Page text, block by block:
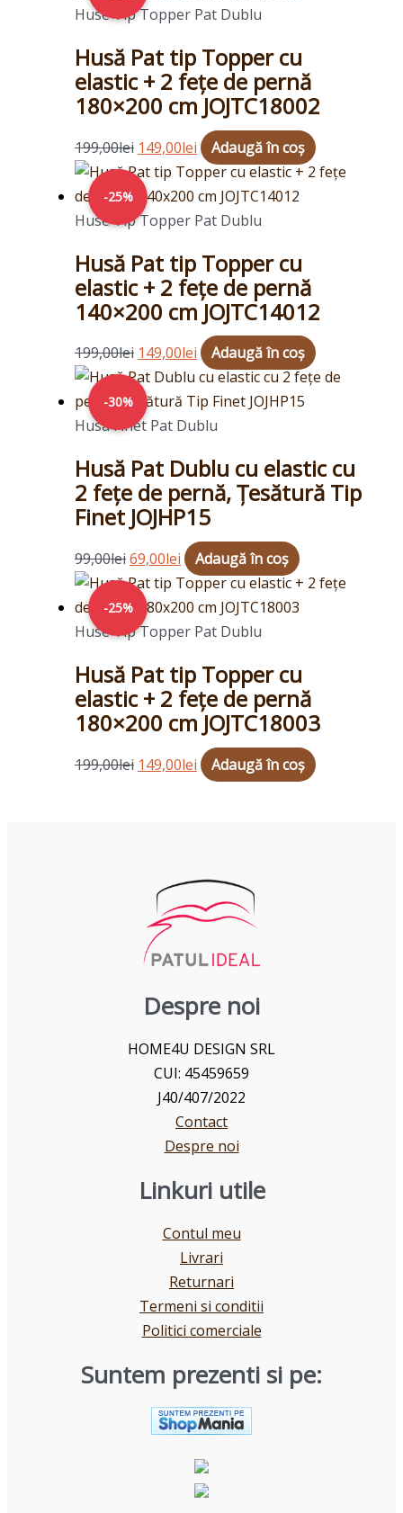
Huse Tip Topper Pat Dublu
Husă Pat tip Topper cu
elastic + 2 fețe de pernă
180×200 cm JOJTC18002
199,00lei
a
199,00lei.
149,00lei
este:
Adaugă în coș
-25%
Huse Tip Topper Pat Dublu
Husă Pat tip Topper cu
elastic + 2 fețe de pernă
140×200 cm JOJTC14012
199,00lei
Prețul
inițial
a
199,00lei.
149,00lei
Prețul
curent
este:
Adaugă în coș
-30%
Husa Finet Pat Dublu
Husă Pat Dublu cu elastic cu
2 fețe de pernă, Țesătură Tip
Finet JOJHP15
99,00lei
Prețul
inițial
a
99,00lei.
69,00lei
Prețul
curent
este:
Adaugă în coș
-25%
Huse Tip Topper Pat Dublu
Husă Pat tip Topper cu
elastic + 2 fețe de pernă
180×200 cm JOJTC18003
199,00lei
Prețul
inițial
a
199,00lei.
149,00lei
Prețul
curent
este:
Adaugă în coș
Despre noi
HOME4U DESIGN SRL
CUI: 45459659
J40/407/2022
Contact
Despre noi
Linkuri utile
Contul meu
Livrari
Returnari
Termeni si conditii
Politici comerciale
Suntem prezenti si pe: